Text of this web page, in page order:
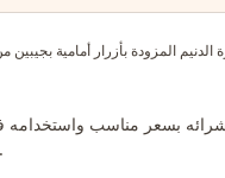
الدنيم المزودة بأزرار أمامية
بسعر مناسب واستخدامه
فصلي الربيع والصيف.